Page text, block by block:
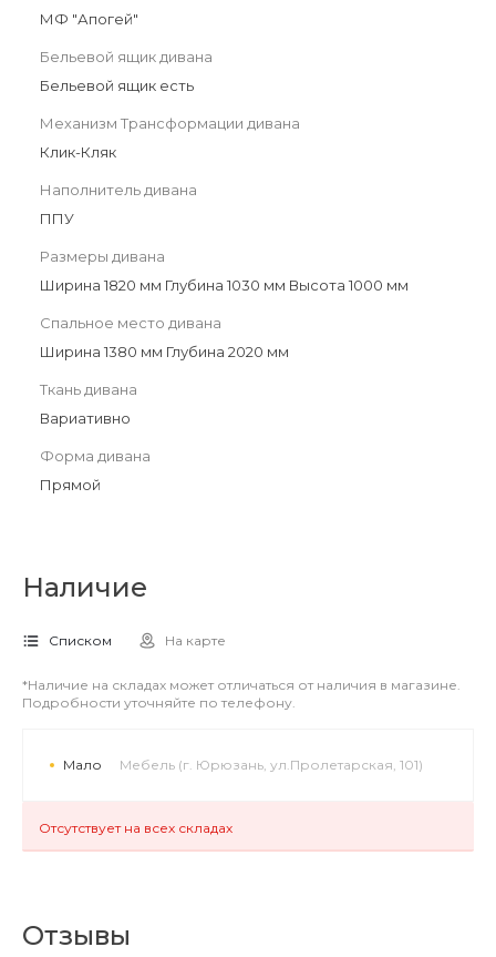
МФ "Апогей"
Бельевой ящик дивана
Бельевой ящик есть
Механизм Трансформации дивана
Клик-Кляк
Наполнитель дивана
ППУ
Размеры дивана
Ширина 1820 мм Глубина 1030 мм Высота 1000 мм
Спальное место дивана
Ширина 1380 мм Глубина 2020 мм
Ткань дивана
Вариативно
Форма дивана
Прямой
Наличие
Списком На карте
*Наличие на складах может отличаться от наличия в магазине.
Подробности уточняйте по телефону.
Мало Мебель (г. Юрюзань, ул.Пролетарская, 101)
Отсутствует на всех складах
Отзывы